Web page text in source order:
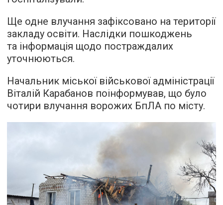
Ще одне влучання зафіксовано на території
закладу освіти. Наслідки пошкоджень
та інформація щодо постраждалих
уточнюються.
Начальник міської військової адміністрації
Віталій Карабанов поінформував, що було
чотири влучання ворожих БпЛА по місту.